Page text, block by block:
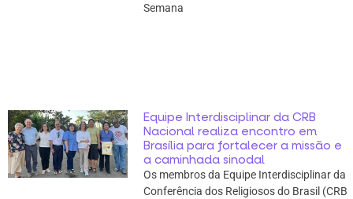
Semana
Equipe Interdisciplinar da CRB
Nacional realiza encontro em
Brasília para fortalecer a missão e
a caminhada sinodal
Os membros da Equipe Interdisciplinar da
Conferência dos Religiosos do Brasil (CRB